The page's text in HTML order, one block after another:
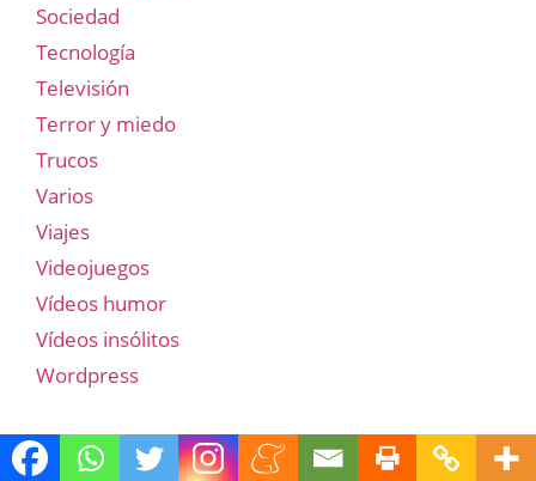
Sociedad
Tecnología
Televisión
Terror y miedo
Trucos
Varios
Viajes
Videojuegos
Vídeos humor
Vídeos insólitos
Wordpress